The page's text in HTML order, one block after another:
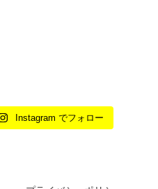
Instagram でフォロー